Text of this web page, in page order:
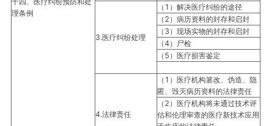
理条例
3.医疗纠纷处理
（1）解决医疗纠纷的途径
（2）病历资料的封存和启封
（3）现场实物的封存和启封
（4）尸检
（5）医疗损害鉴定
4.法律责任
（1）医疗机构篡改、伪造、隐
匿、毁灭病历资料的法律责任
（2）医疗机构将未通过技术评
估和伦理审查的医疗新技术应用